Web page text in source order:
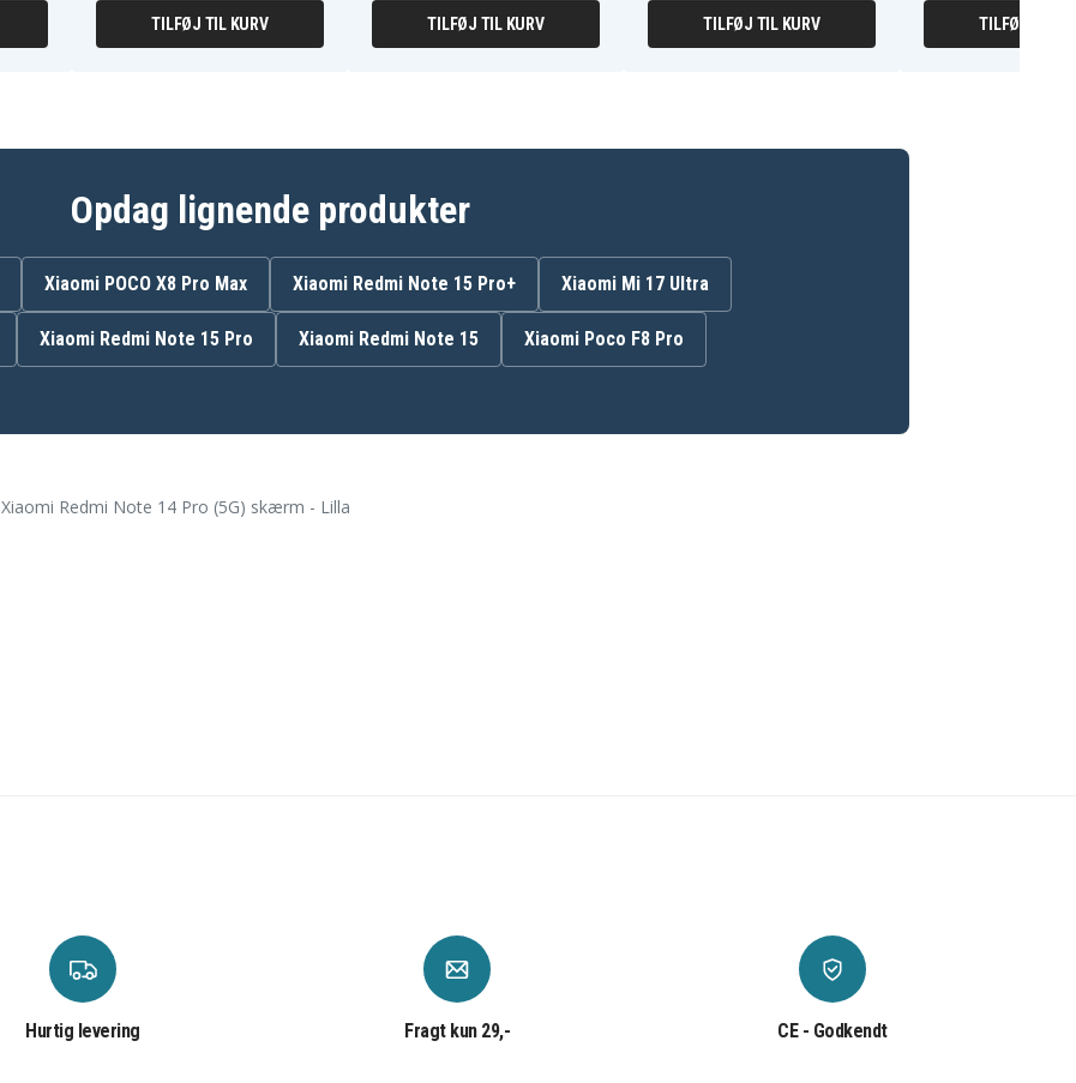
TILFØJ TIL KURV TILFØJ TIL KURV TILFØJ TIL KURV TILFØJ TIL
Opdag lignende produkter
Xiaomi POCO X8 Pro Max Xiaomi Redmi Note 15 Pro+ Xiaomi Mi 17 Ultra
Xiaomi Redmi Note 15 Pro Xiaomi Redmi Note 15 Xiaomi Poco F8 Pro
Xiaomi Redmi Note 14 Pro (5G) skærm - Lilla
Hurtig levering Fragt kun 29,- CE - Godkendt